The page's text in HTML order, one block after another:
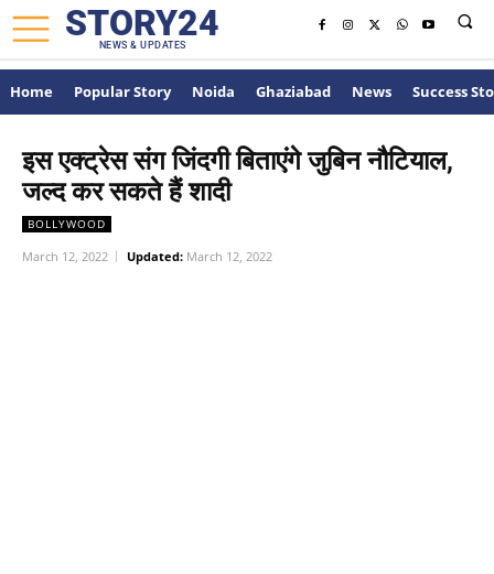
STORY24
NEWS & UPDATES
Home Popular Story Noida Ghaziabad News Success
इस एक्ट्रेस संग जिंदगी बिताएंगे जुबिन नौटियाल,
जल्द कर सकते हैं शादी
BOLLYWOOD
March 12, 2022 Updated: March 12, 2022